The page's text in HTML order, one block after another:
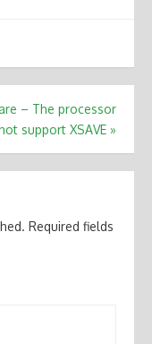
– The processor
support XSAVE »
Required fields